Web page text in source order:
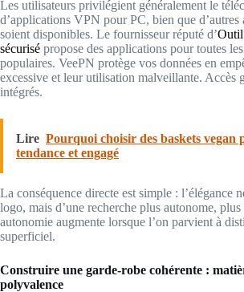
Les utilisateurs privilégient généralement le
d’applications VPN pour PC, bien que
soient disponibles. Le fournisseur réputé d’
sécurisé propose des applications pour toutes
populaires. VeePN protège vos données en
excessive et leur utilisation malveillante. Accès
intégrés.
Lire Pourquoi choisir des baskets vegan
tendance et engagé
La conséquence directe est simple : l’élégance
logo, mais d’une recherche plus autonome,
autonomie augmente lorsque l’on parvient à
superficiel.
Construire une garde-robe cohérente :
polyvalence